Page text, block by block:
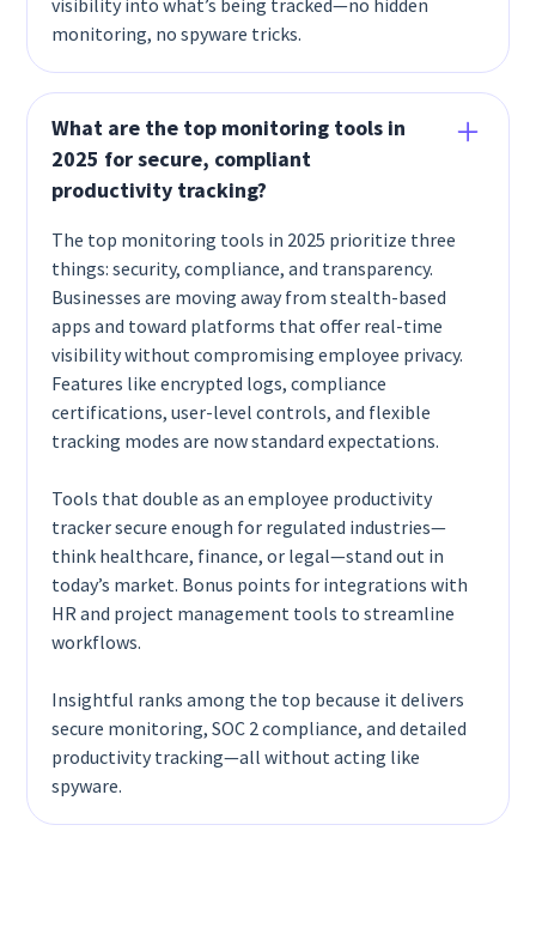
monitoring, no spyware tricks.
What are the top monitoring tools in
2025 for secure, compliant
productivity tracking?
The top monitoring tools in 2025 prioritize three
things: security, compliance, and transparency.
Businesses are moving away from stealth-based
apps and toward platforms that offer real-time
visibility without compromising employee privacy.
Features like encrypted logs, compliance
certifications, user-level controls, and flexible
tracking modes are now standard expectations.
Tools that double as an employee productivity
tracker secure enough for regulated industries—
think healthcare, finance, or legal—stand out in
today’s market. Bonus points for integrations with
HR and project management tools to streamline
workflows.
Insightful ranks among the top because it delivers
secure monitoring, SOC 2 compliance, and detailed
productivity tracking—all without acting like
spyware.